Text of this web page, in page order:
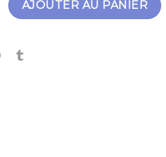
AJOUTER AU PANIER